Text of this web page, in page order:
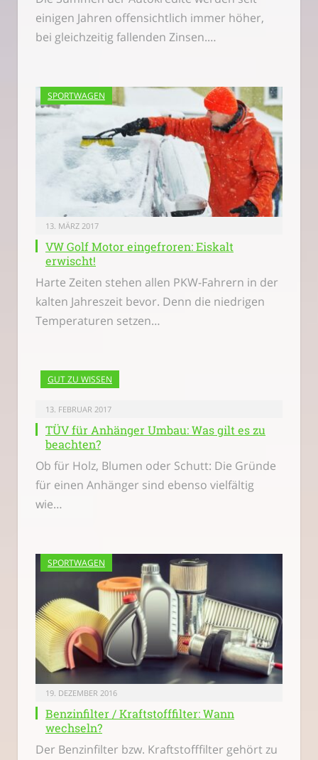
einigen Jahren offensichtlich immer höher,
bei gleichzeitig fallenden Zinsen.…
SPORTWAGEN
13. MÄRZ 2017
VW Golf Motor eingefroren: Eiskalt
erwischt!
Harte Zeiten stehen allen PKW-Fahrern in der
kalten Jahreszeit bevor. Denn die niedrigen
Temperaturen setzen…
GUT ZU WISSEN
13. FEBRUAR 2017
TÜV für Anhänger Umbau: Was gilt es zu
beachten?
Ob für Holz, Blumen oder Schutt: Die Gründe
für einen Anhänger sind ebenso vielfältig
wie…
SPORTWAGEN
19. DEZEMBER 2016
Benzinfilter / Kraftstofffilter: Wann
wechseln?
Der Benzinfilter bzw. Kraftstofffilter gehört zu